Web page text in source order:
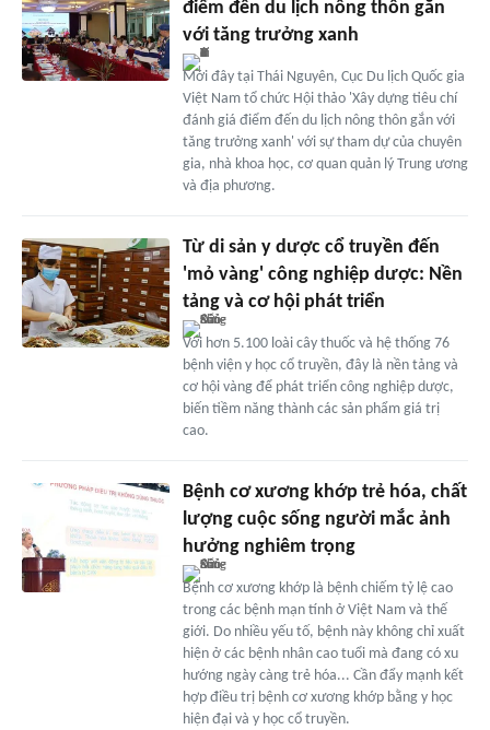
điểm đến du lịch nông thôn gắn
với tăng trưởng xanh
Mới đây tại Thái Nguyên, Cục Du lịch Quốc gia
Việt Nam tổ chức Hội thảo 'Xây dựng tiêu chí
đánh giá điểm đến du lịch nông thôn gắn với
tăng trưởng xanh' với sự tham dự của chuyên
gia, nhà khoa học, cơ quan quản lý Trung ương
và địa phương.
Từ di sản y dược cổ truyền đến
'mỏ vàng' công nghiệp dược: Nền
tảng và cơ hội phát triển
Với hơn 5.100 loài cây thuốc và hệ thống 76
bệnh viện y học cổ truyền, đây là nền tảng và
cơ hội vàng để phát triển công nghiệp dược,
biến tiềm năng thành các sản phẩm giá trị
cao.
Bệnh cơ xương khớp trẻ hóa, chất
lượng cuộc sống người mắc ảnh
hưởng nghiêm trọng
Bệnh cơ xương khớp là bệnh chiếm tỷ lệ cao
trong các bệnh mạn tính ở Việt Nam và thế
giới. Do nhiều yếu tố, bệnh này không chỉ xuất
hiện ở các bệnh nhân cao tuổi mà đang có xu
hướng ngày càng trẻ hóa... Cần đẩy mạnh kết
hợp điều trị bệnh cơ xương khớp bằng y học
hiện đại và y học cổ truyền.